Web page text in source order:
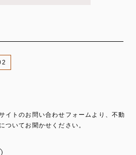
2
イトのお問い合わせフォームより、不動
ついてお聞かせください。
しします。お気に召した物件が見つかり
せや現地見学の手配をいたします。